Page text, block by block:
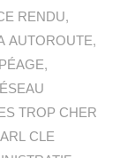
RENDU,
AUTOROUTE,
,
TROP CHER
CLE